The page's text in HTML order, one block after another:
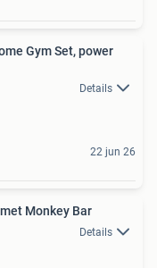
Gym Set, power
Details
22 jun 26
Monkey Bar
Details